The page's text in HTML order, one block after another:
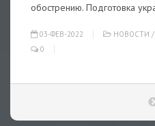
обострению. Подготовка
03-ФЕВ-2022 НОВОСТИ /
0